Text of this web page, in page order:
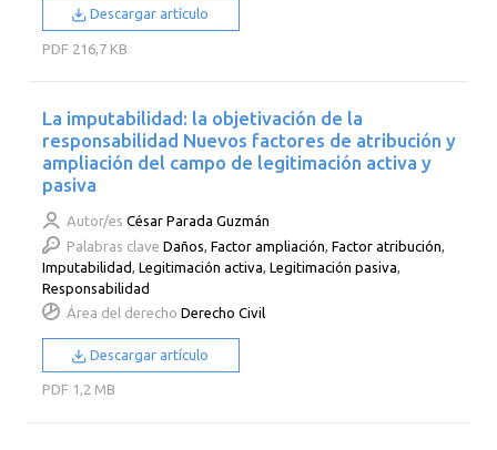
Descargar artículo
PDF 216,7 KB
La imputabilidad: la objetivación de la
responsabilidad Nuevos factores de atribución y
ampliación del campo de legitimación activa y
pasiva
Autor/es César Parada Guzmán
Palabras clave Daños ,Factor ampliación ,Factor atribución
Imputabilidad ,Legitimación activa ,Legitimación pasiva
Responsabilidad
Área del derecho Derecho Civil
Descargar artículo
PDF 1,2 MB